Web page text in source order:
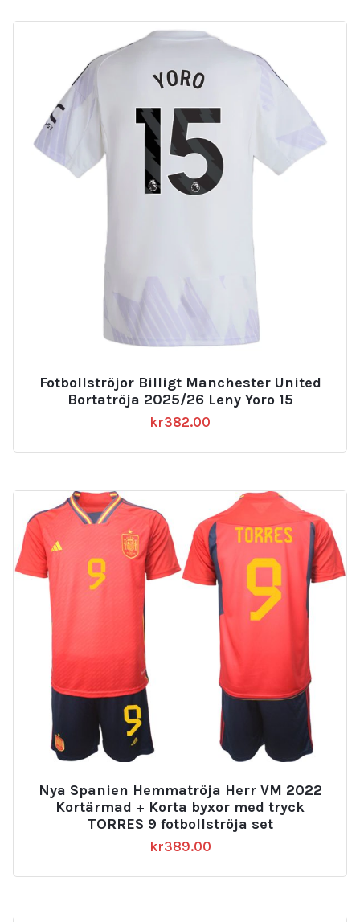
Fotbollströjor Billigt Manchester United
Bortatröja 2025/26 Leny Yoro 15
kr382.00
Nya Spanien Hemmatröja Herr VM 2022
Kortärmad + Korta byxor med tryck
TORRES 9 fotbollströja set
kr389.00